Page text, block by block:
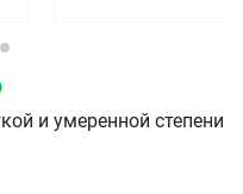
и умеренной степени